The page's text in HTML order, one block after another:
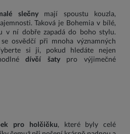
slečnymají spoustu kouzla,
Taková je Bohemia v bílé,
v ní dobře zapadá do boho stylu.
osvědčí při mnoha významných
si ji, pokud hledáte nejen
dívčí šatypro výjimečné
pro holčičku, které byly celé